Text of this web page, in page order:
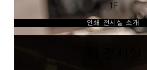
1F
인쇄 전시실 소개